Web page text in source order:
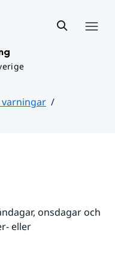
onsdagar och
eller